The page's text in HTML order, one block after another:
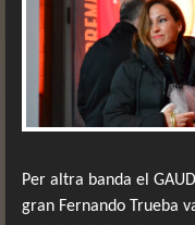
Per altra banda el
gran Fernando Trueba